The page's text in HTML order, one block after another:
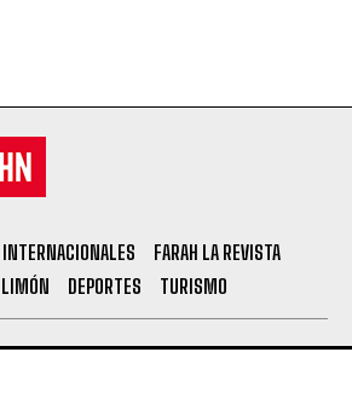
INTERNACIONALES
FARAH LA REVISTA
LIMÓN DEPORTES TURISMO